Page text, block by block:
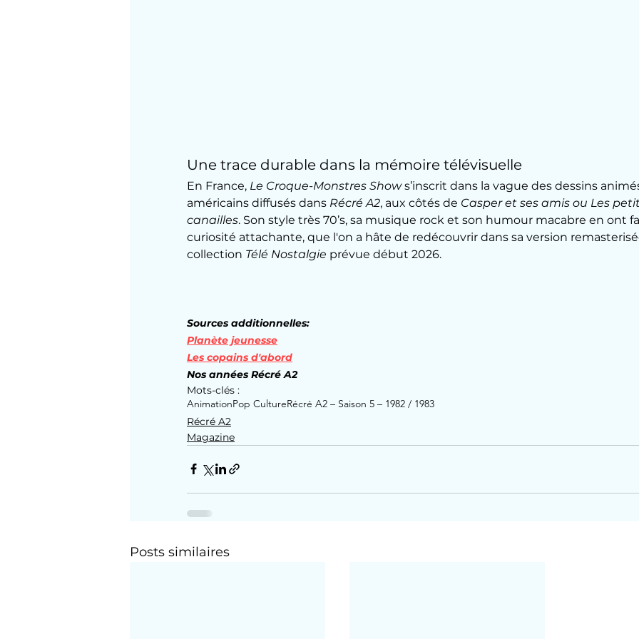
Une trace durable dans la mémoire télévisuelle
En France, Le Croque-Monstres Show s’inscrit dans la vague des dessins
américains diffusés dans Récré A2, aux côtés de Casper et ses amis ou Les
canailles. Son style très 70’s, sa musique rock et son humour macabre en ont
curiosité attachante, que l'on a hâte de redécouvrir dans sa version
collection Télé Nostalgie prévue début 2026.
Sources additionnelles:
Planète jeunesse
Les copains d'abord
Nos années Récré A2
Mots-clés :
AnimationPop CultureRécré A2 – Saison 5 – 1982 / 1983
Récré A2
Magazine
Posts similaires